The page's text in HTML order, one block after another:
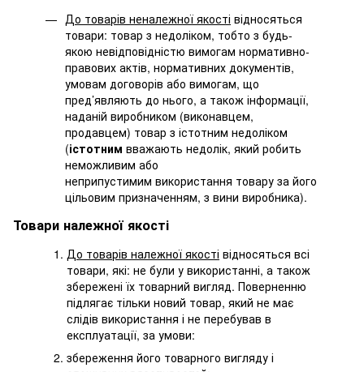
До товарів неналежної якості відносяться
товари: товар з недоліком, тобто з будь-
якою невідповідністю вимогам нормативно-
правових актів, нормативних документів,
умовам договорів або вимогам, що
пред’являють до нього, а також інформації,
наданій виробником (виконавцем,
продавцем) товар з істотним недоліком
(істотним вважають недолік, який робить
неможливим або
неприпустимим використання товару за його
цільовим призначенням, з вини виробника).
Товари належної якості
До товарів належної якості відносяться всі
товари, які: не були у використанні, а також
збережені їх товарний вигляд. Поверненню
підлягає тільки новий товар, який не має
слідів використання і не перебував в
експлуатації, за умови:
збереження його товарного вигляду і